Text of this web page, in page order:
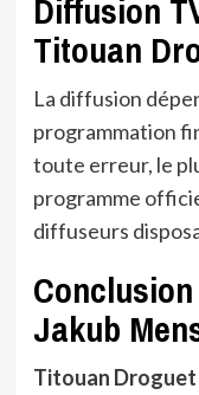
Diffusion
Titouan
La diffusion
programmation
toute erreur, le
programme
diffuseurs
Jakub
Titouan Droguet